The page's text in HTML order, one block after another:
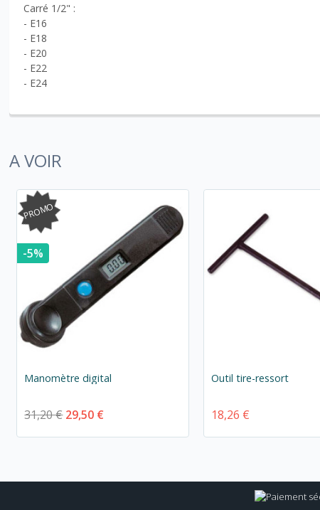
Carré 1/2" :
- E16
- E18
- E20
- E22
- E24
A VOIR
PROMO
-5%
Manomètre digital
31,20 € 29,50 €
Outil tire-ressort
18,26 €